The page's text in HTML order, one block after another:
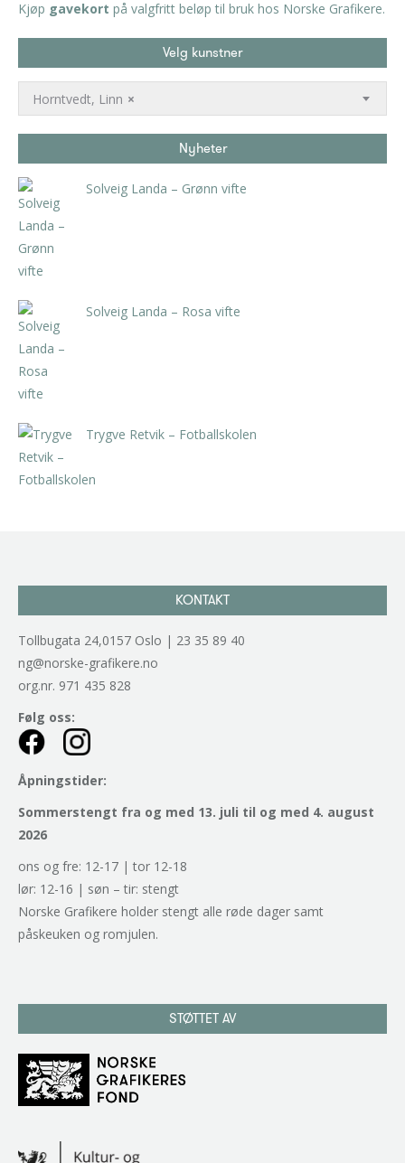
Kjøp gavekort på valgfritt beløp til bruk hos Norske Grafikere.
Velg kunstner
×
Horntvedt, Linn
Nyheter
Solveig Landa – Grønn vifte
Solveig Landa – Rosa vifte
Trygve Retvik – Fotballskolen
KONTAKT
Tollbugata 24,0157 Oslo | 23 35 89 40
ng@norske-grafikere.no
org.nr. 971 435 828
Følg oss:
Åpningstider:
Sommerstengt fra og med 13. juli til og med 4. august
2026
ons og fre: 12-17 | tor 12-18
lør: 12-16 | søn – tir: stengt
Norske Grafikere holder stengt alle røde dager samt
påskeuken og romjulen.
STØTTET AV